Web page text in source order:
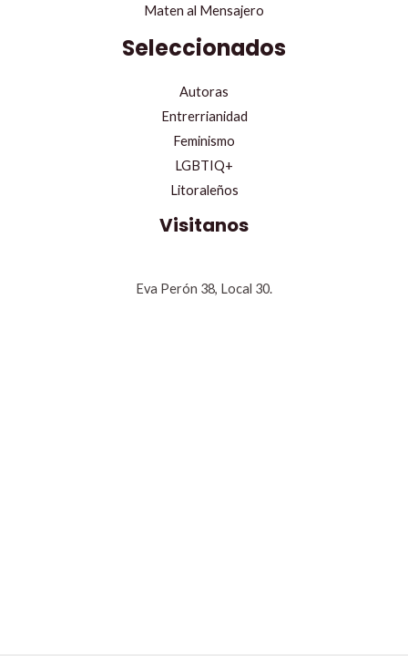
Maten al Mensajero
Seleccionados
Autoras
Entrerrianidad
Feminismo
LGBTIQ+
Litoraleños
Visitanos
Eva Perón 38, Local 30.